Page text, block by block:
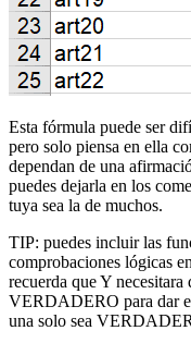
Esta fórmula puede ser
pero solo piensa en ella
dependan de una
puedes dejarla en los
tuya sea la de muchos.
TIP: puedes incluir las
comprobaciones lógicas
recuerda que Y necesitara
VERDADERO para dar
una solo sea